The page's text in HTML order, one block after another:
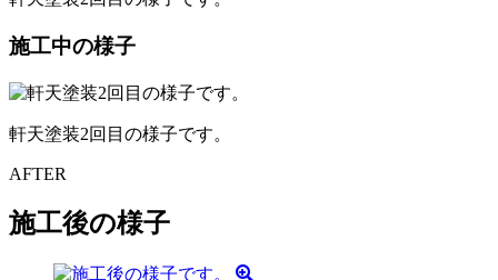
施工中の様子
軒天塗装2回目の様子です。
AFTER
施工後の様子